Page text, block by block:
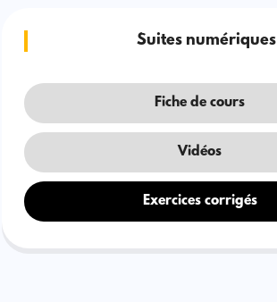
Suites numériques
Fiche de cours
Vidéos
Exercices corrigés